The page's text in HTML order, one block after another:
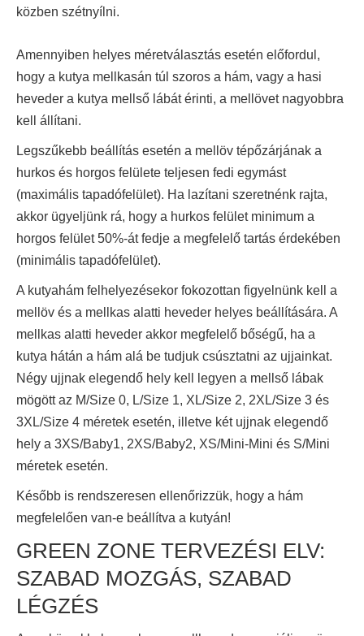
közben szétnyílni.
Amennyiben helyes méretválasztás esetén előfordul,
hogy a kutya mellkasán túl szoros a hám, vagy a hasi
heveder a kutya mellső lábát érinti, a mellövet nagyobbra
kell állítani.
Legszűkebb beállítás esetén a mellöv tépőzárjának a
hurkos és horgos felülete teljesen fedi egymást
(maximális tapadófelület). Ha lazítani szeretnénk rajta,
akkor ügyeljünk rá, hogy a hurkos felület minimum a
horgos felület 50%-át fedje a megfelelő tartás érdekében
(minimális tapadófelület).
A kutyahám felhelyezésekor fokozottan figyelnünk kell a
mellöv és a mellkas alatti heveder helyes beállítására. A
mellkas alatti heveder akkor megfelelő bőségű, ha a
kutya hátán a hám alá be tudjuk csúsztatni az ujjainkat.
Négy ujjnak elegendő hely kell legyen a mellső lábak
mögött az M/Size 0, L/Size 1, XL/Size 2, 2XL/Size 3 és
3XL/Size 4 méretek esetén, illetve két ujjnak elegendő
hely a 3XS/Baby1, 2XS/Baby2, XS/Mini-Mini és S/Mini
méretek esetén.
Később is rendszeresen ellenőrizzük, hogy a hám
megfelelően van-e beállítva a kutyán!
GREEN ZONE TERVEZÉSI ELV:
SZABAD MOZGÁS, SZABAD
LÉGZÉS